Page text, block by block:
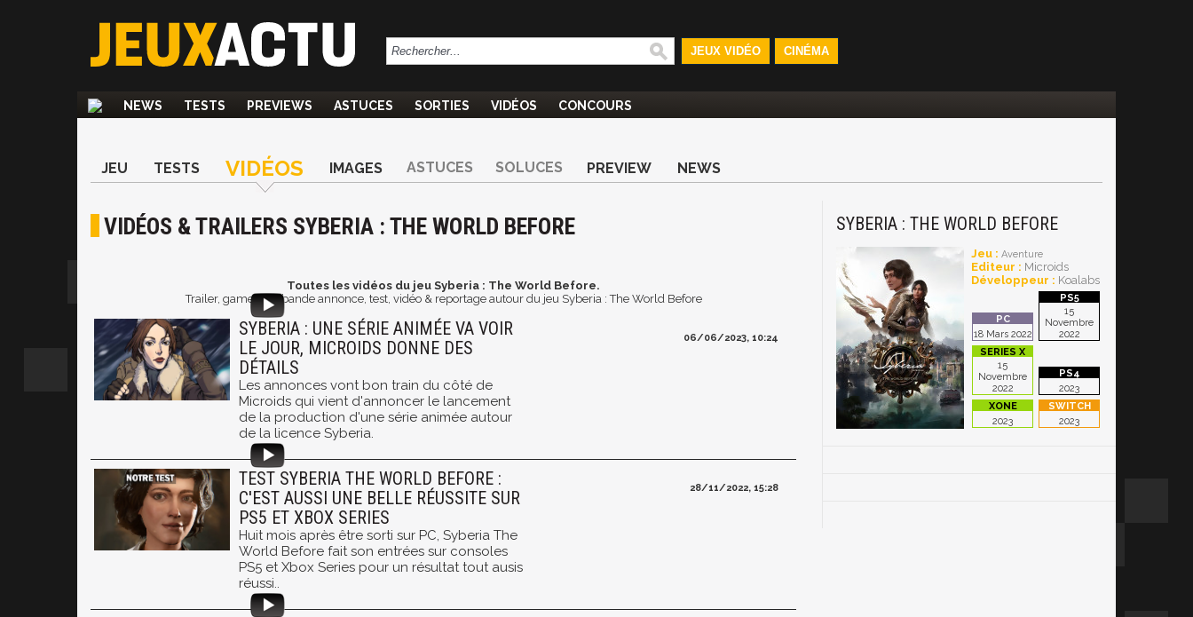
JEUX VIDÉO CINÉMA
NEWS TESTS PREVIEWS ASTUCES SORTIES VIDÉOS CONCOURS
JEU TESTS VIDÉOS IMAGES ASTUCES SOLUCES PREVIEW NEWS
VIDÉOS & TRAILERS SYBERIA : THE WORLD BEFORE
Toutes les vidéos du jeu Syberia : The World Before.
Trailer, gameplay, bande annonce, test, vidéo & reportage autour du jeu Syberia : The World Before
SYBERIA : UNE SÉRIE ANIMÉE VA VOIR
LE JOUR, MICROIDS DONNE DES
DÉTAILS
Les annonces vont bon train du côté de
Microids qui vient d'annoncer le lancement
de la production d'une série animée autour
de la licence Syberia.
06/06/2023, 10:24
TEST SYBERIA THE WORLD BEFORE :
C'EST AUSSI UNE BELLE RÉUSSITE SUR
PS5 ET XBOX SERIES
Huit mois après être sorti sur PC, Syberia The
World Before fait son entrées sur consoles
PS5 et Xbox Series pour un résultat tout ausis
réussi..
28/11/2022, 15:28
SYBERIA : THE WORLD BEFORE
Jeu : Aventure
Editeur : Microids
Développeur : Koalabs
18 Mars 2022
15
Novembre
2022
15
Novembre
2022
2023
2023 2023